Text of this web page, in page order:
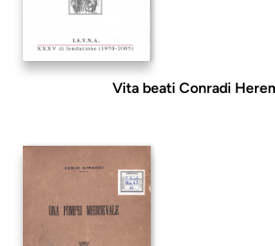
Vita beati Conradi